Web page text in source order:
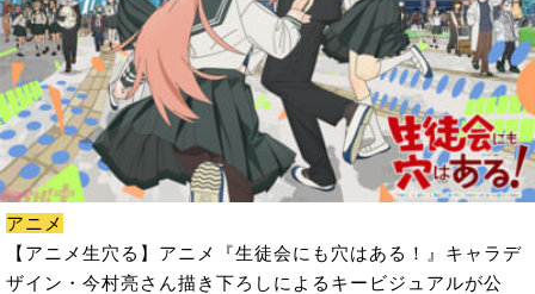
アニメ
【アニメ生穴る】アニメ『生徒会にも穴はある！』キャラデ
ザイン・今村亮さん描き下ろしによるキービジュアルが公